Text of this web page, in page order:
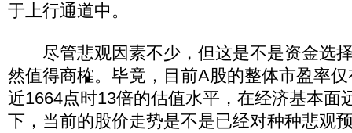
于上行通道中。
尽管悲观因素不少，但这是不是资金选
然值得商榷。毕竟，目前A股的整体市盈率
近1664点时13倍的估值水平，在经济基本面
下，当前的股价走势是不是已经对种种悲观